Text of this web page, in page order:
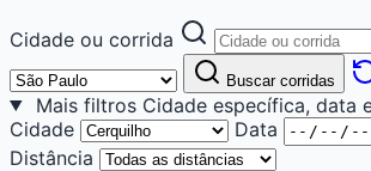
Cidade ou corrida
Buscar corridas
Mais filtros Cidade específica, data
Cidade
Data
Distância